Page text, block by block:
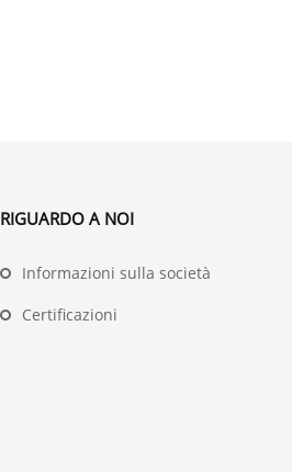
RIGUARDO A NOI
Informazioni sulla società
Certificazioni